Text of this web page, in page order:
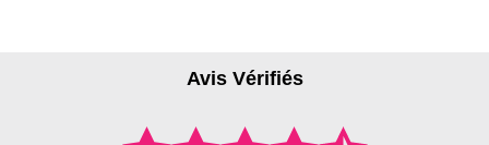
Avis Vérifiés